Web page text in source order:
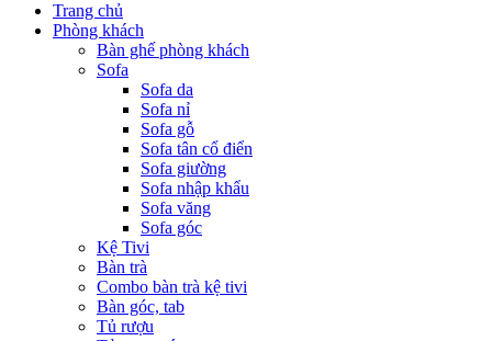
Trang chủ
Phòng khách
Bàn ghế phòng khách
Sofa
Sofa da
Sofa nỉ
Sofa gỗ
Sofa tân cổ điển
Sofa giường
Sofa nhập khẩu
Sofa văng
Sofa góc
Kệ Tivi
Bàn trà
Combo bàn trà kệ tivi
Bàn góc, tab
Tủ rượu